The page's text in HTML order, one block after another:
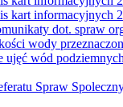
kart informacyjnych
dot. spraw
wody
ujęć wód podziemnych
Spraw